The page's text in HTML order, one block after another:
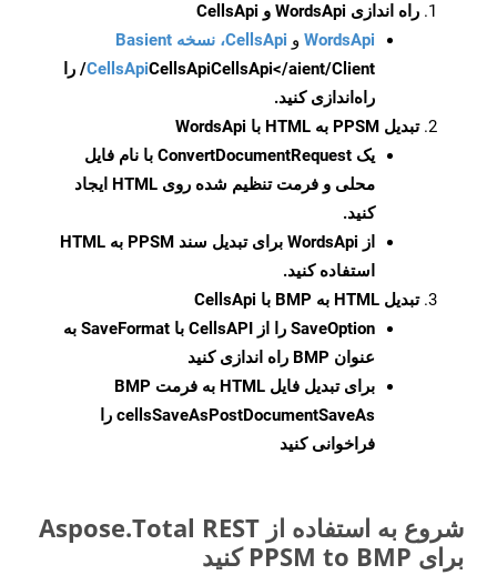
راه اندازی WordsApi و CellsApi
WordsApi و CellsApi، نسخه Basient
CellsApiCellsApi
CellsApi</aient/Client/ را
راه‌اندازی کنید.
تبدیل PPSM به HTML با WordsApi
یک ConvertDocumentRequest با نام فایل
محلی و فرمت تنظیم شده روی HTML ایجاد
کنید.
از WordsApi برای تبدیل سند PPSM به HTML
استفاده کنید.
تبدیل HTML به BMP با CellsApi
SaveOption
را از CellsAPI با SaveFormat به
عنوان BMP راه اندازی کنید
برای تبدیل فایل HTML به فرمت
BMP
cellsSaveAsPostDocumentSaveAs را
فراخوانی کنید
شروع به استفاده از Aspose.Total REST
برای PPSM to BMP کنید